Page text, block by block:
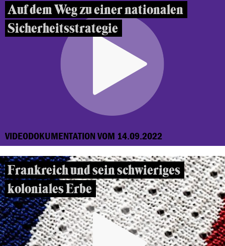
Auf dem Weg zu einer nationalen
Sicherheitsstrategie
VIDEODOKUMENTATION VOM 14.09.2022
Frankreich und sein schwieriges
koloniales Erbe